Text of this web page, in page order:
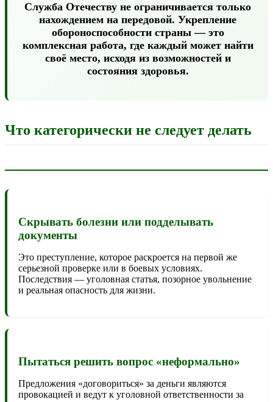
Служба Отечеству не ограничивается только
нахождением на передовой. Укрепление
обороноспособности страны — это
комплексная работа, где каждый может найти
своё место, исходя из возможностей и
состояния здоровья.
Что категорически не следует делать
Скрывать болезни или подделывать
документы
Это преступление, которое раскроется на первой же
серьезной проверке или в боевых условиях.
Последствия — уголовная статья, позорное увольнение
и реальная опасность для жизни.
Пытаться решить вопрос «неформально»
Предложения «договориться» за деньги являются
провокацией и ведут к уголовной ответственности за